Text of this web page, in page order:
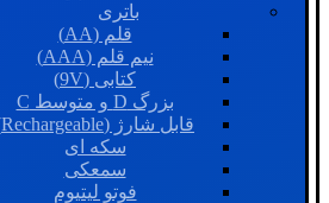
باتری
قلم (AA)
نیم قلم (AAA)
کتابی (9V)
بزرگ D و متوسط C
قابل شارژ (Rechargeable)
سکه ای
سمعکی
فوتو لیتیوم